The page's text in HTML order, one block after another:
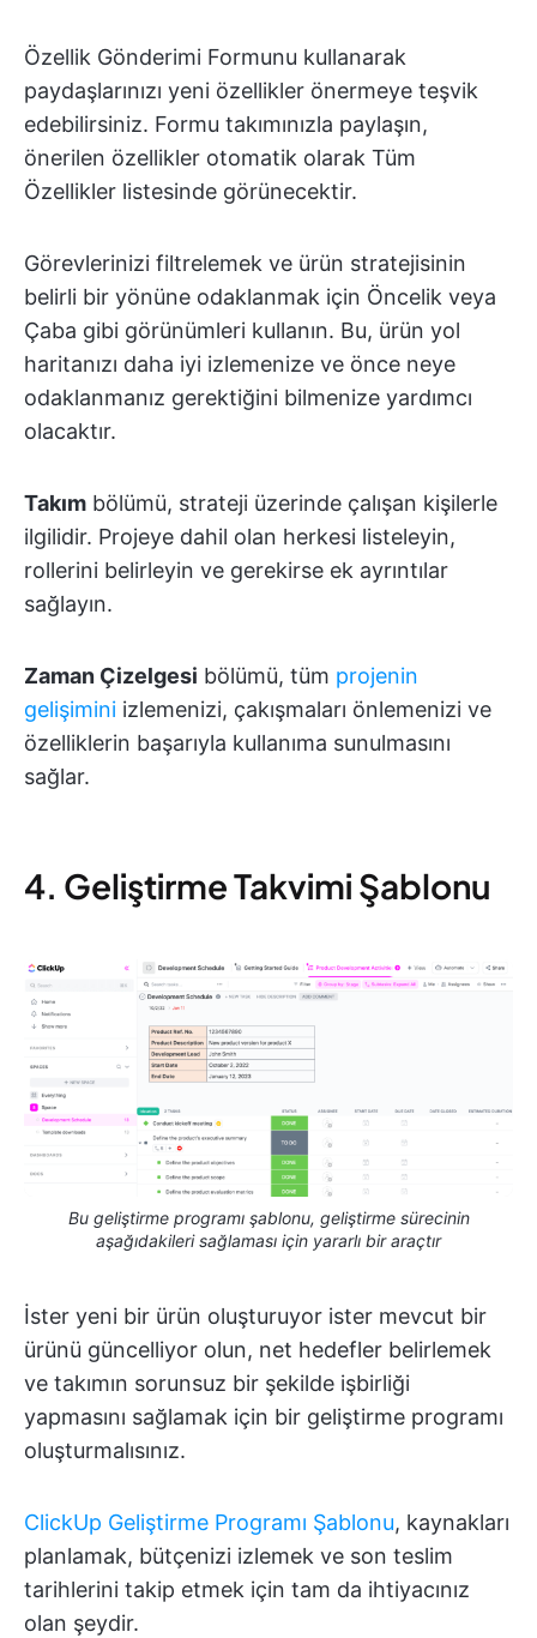
Özellik Gönderimi Formunu kullanarak
paydaşlarınızı yeni özellikler önermeye teşvik
edebilirsiniz. Formu takımınızla paylaşın,
önerilen özellikler otomatik olarak Tüm
Özellikler listesinde görünecektir.
Görevlerinizi filtrelemek ve ürün stratejisinin
belirli bir yönüne odaklanmak için Öncelik veya
Çaba gibi görünümleri kullanın. Bu, ürün yol
haritanızı daha iyi izlemenize ve önce neye
odaklanmanız gerektiğini bilmenize yardımcı
olacaktır.
Takım bölümü, strateji üzerinde çalışan kişilerle
ilgilidir. Projeye dahil olan herkesi listeleyin,
rollerini belirleyin ve gerekirse ek ayrıntılar
sağlayın.
Zaman Çizelgesi bölümü, tüm projenin
gelişimini izlemenizi, çakışmaları önlemenizi ve
özelliklerin başarıyla kullanıma sunulmasını
sağlar.
4. Geliştirme Takvimi Şablonu
Bu geliştirme programı şablonu, geliştirme sürecinin
aşağıdakileri sağlaması için yararlı bir araçtır
İster yeni bir ürün oluşturuyor ister mevcut bir
ürünü güncelliyor olun, net hedefler belirlemek
ve takımın sorunsuz bir şekilde işbirliği
yapmasını sağlamak için bir geliştirme programı
oluşturmalısınız.
ClickUp Geliştirme Programı Şablonu, kaynakları
planlamak, bütçenizi izlemek ve son teslim
tarihlerini takip etmek için tam da ihtiyacınız
olan şeydir.